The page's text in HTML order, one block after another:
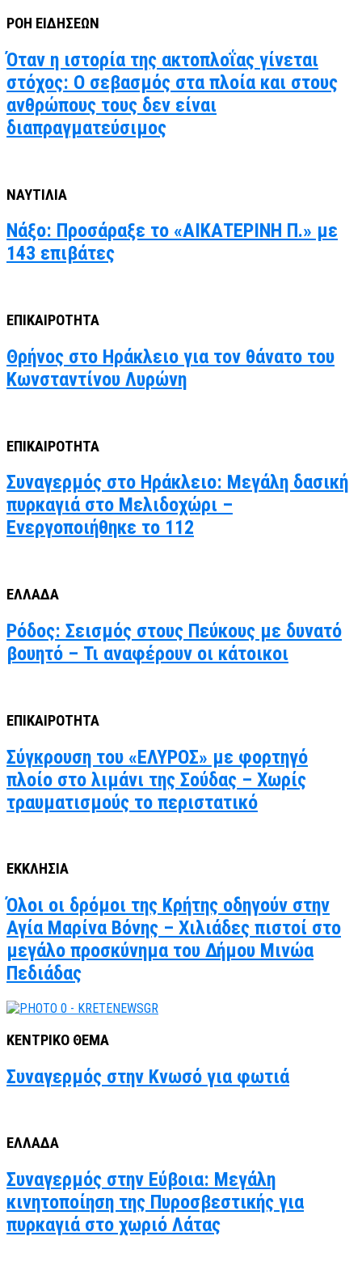
ΡΟΗ ΕΙΔΗΣΕΩΝ
Όταν η ιστορία της ακτοπλοΐας γίνεται
στόχος: Ο σεβασμός στα πλοία και στους
ανθρώπους τους δεν είναι
διαπραγματεύσιμος
ΝΑΥΤΙΛΙΑ
Νάξο: Προσάραξε το «ΑΙΚΑΤΕΡΙΝΗ Π.» με
143 επιβάτες
ΕΠΙΚΑΙΡΟΤΗΤΑ
Θρήνος στο Ηράκλειο για τον θάνατο του
Κωνσταντίνου Λυρώνη
ΕΠΙΚΑΙΡΟΤΗΤΑ
Συναγερμός στο Ηράκλειο: Μεγάλη δασική
πυρκαγιά στο Μελιδοχώρι –
Ενεργοποιήθηκε το 112
ΕΛΛΑΔΑ
Ρόδος: Σεισμός στους Πεύκους με δυνατό
βουητό – Τι αναφέρουν οι κάτοικοι
ΕΠΙΚΑΙΡΟΤΗΤΑ
Σύγκρουση του «ΕΛΥΡΟΣ» με φορτηγό
πλοίο στο λιμάνι της Σούδας – Χωρίς
τραυματισμούς το περιστατικό
ΕΚΚΛΗΣΙΑ
Όλοι οι δρόμοι της Κρήτης οδηγούν στην
Αγία Μαρίνα Βόνης – Χιλιάδες πιστοί στο
μεγάλο προσκύνημα του Δήμου Μινώα
Πεδιάδας
ΚΕΝΤΡΙΚΟ ΘΕΜΑ
Συναγερμός στην Κνωσό για φωτιά
ΕΛΛΑΔΑ
Συναγερμός στην Εύβοια: Μεγάλη
κινητοποίηση της Πυροσβεστικής για
πυρκαγιά στο χωριό Λάτας